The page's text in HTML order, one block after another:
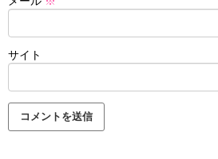
サイト